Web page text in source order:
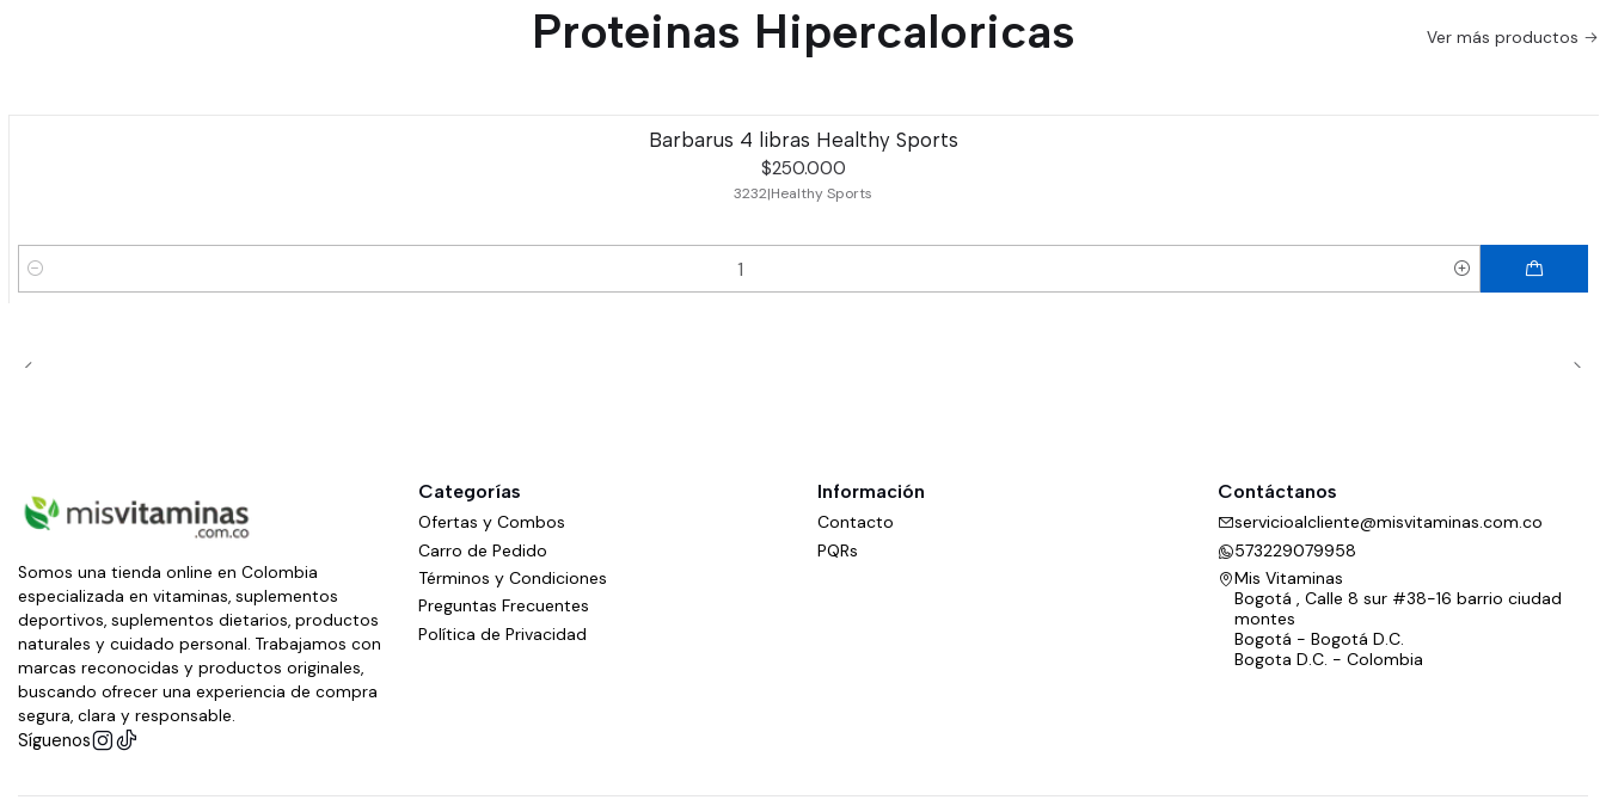
Proteinas Hipercaloricas Ver más productos
Barbarus 4 libras Healthy Sports
$250.000
3232|Healthy Sports
Cantidad
Somos una tienda online en Colombia
especializada en vitaminas, suplementos
deportivos, suplementos dietarios, productos
naturales y cuidado personal. Trabajamos con
marcas reconocidas y productos originales,
buscando ofrecer una experiencia de compra
segura, clara y responsable.
Síguenos
Categorías
Ofertas y Combos
Carro de Pedido
Términos y Condiciones
Preguntas Frecuentes
Política de Privacidad
Información
Contacto
PQRs
Contáctanos
servicioalcliente@misvitaminas.com.co
573229079958
Mis Vitaminas
Bogotá , Calle 8 sur #38-16 barrio ciudad
montes
Bogotá - Bogotá D.C.
Bogota D.C. - Colombia